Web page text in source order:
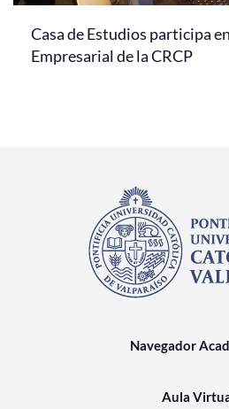
Casa de Estudios participa
Empresarial de la CRCP
Navegador
Aula